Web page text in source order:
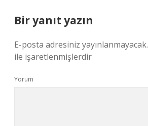
Bir yanıt yazın
E-posta adresiniz yayınlanmayacak.
ile işaretlenmişlerdir
Yorum